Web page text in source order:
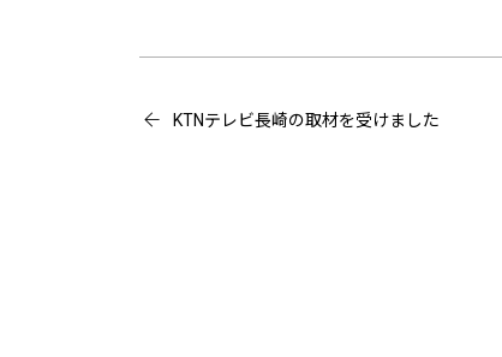
KTNテレビ長崎の取材を受けました